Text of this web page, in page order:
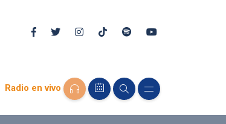
Radio en vivo